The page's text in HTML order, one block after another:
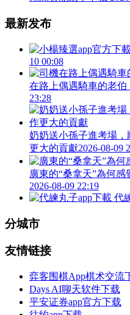
最新发布
10 00:08
在路上偶遇騎車的老
23:28
奶奶送小孫子進考場
更大的貢獻2026-08-09
廣東的“桑拿天”為何
2026-08-09 22:19
代
分城市
友情链接
弈客围棋App棋术交流
Days AI聊天软件下载
平安证券app官方下载